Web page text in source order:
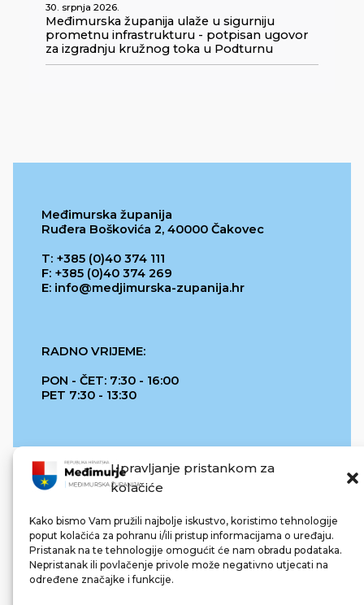
Upravljanje pristankom za
kolačiće
Kako bismo Vam pružili najbolje iskustvo, koristimo tehnologije
poput kolačića za pohranu i/ili pristup informacijama o uređaju.
Pristanak na te tehnologije omogućit će nam obradu podataka.
Nepristanak ili povlačenje privole može negativno utjecati na
određene značajke i funkcije.
30. srpnja 2026.
Međimurska županija ulaže u sigurniju
prometnu infrastrukturu - potpisan ugovor
za izgradnju kružnog toka u Podturnu
Međimurska županija
Ruđera Boškovića 2, 40000 Čakovec
T: +385 (0)40 374 111
F: +385 (0)40 374 269
E: info@medjimurska-zupanija.hr
RADNO VRIJEME:
PON - ČET: 7:30 - 16:00
PET 7:30 - 13:30
REPUBLIKA HRVATSKA